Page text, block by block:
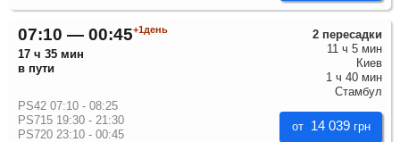
07:10 — 00:45+1день
17 ч 35 мин
в пути
от 14 039 грн
2 пересадки
11 ч 5 мин
Киев
1 ч 40 мин
Стамбул
PS42 07:10 - 08:25
PS715 19:30 - 21:30
PS720 23:10 - 00:45